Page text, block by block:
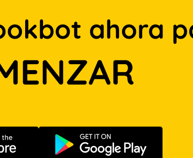
ahora
en App Store Disponible en Google Play